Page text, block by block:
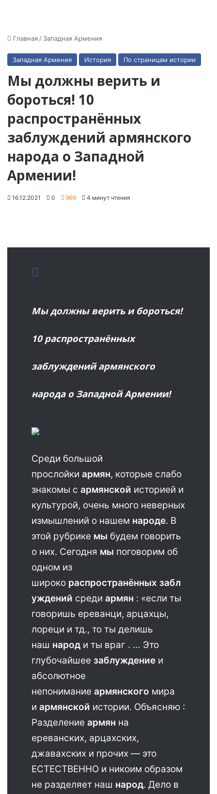
Главная / Западная Армения
Западная Армения История По страницам истории
Мы должны верить и
бороться! 10
распространённых
заблуждений армянского
народа о Западной
Армении!
16.12.2021 0 969 4 минут чтения
Мы должны верить и бороться!
10 распространённых
заблуждений армянского
народа о Западной Армении!
Среди большой
прослойки армян, которые слабо
знакомы с армянской историей и
культурой, очень много неверных
измышлений о нашем народе. В
этой рубрике мы будем говорить
о них. Сегодня мы поговорим об
одном из
широко распространённых забл
уждений среди армян : «если ты
говоришь ереванци, арцахцы,
лореци и тд., то ты делишь
наш народ и ты враг . … Это
глубочайшее заблуждение и
абсолютное
непонимание армянского мира
и армянской истории. Объясняю :
Разделение армян на
ереванских, арцахских,
джавахских и прочих — это
ЕСТЕСТВЕННО и никоим образом
не разделяет наш народ. Дело в